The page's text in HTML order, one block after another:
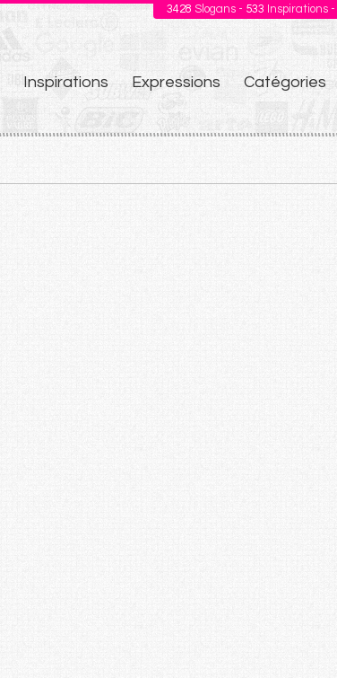
3428 Slogans - 533 Inspirations -
Inspirations Expressions Catégories